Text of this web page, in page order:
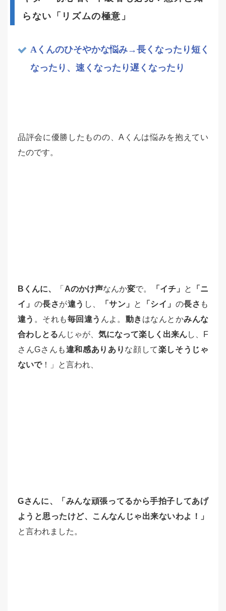
らない「リズムの極意」
Aくんのひそやかな悩み→長くなったり短く
なったり、速くなったり遅くなったり
品評会に優勝したものの、Aくんは悩みを抱えてい
たのです。
Bくんに、 「 Aのかけ声なんか変で。 「イチ」 と
「ニ
イ」 の長さが違う し、 「サン」 と 「シイ」 の長さ も
違う 。それも毎回違う んよ。 動き はなんとかみんな
合わしとるんじゃが、 気になって楽しく出来んし、F
さんGさんも違和感ありあり な顔して楽しそうじゃ
ないで！」と言われ、
Gさんに、「みんな頑張ってるから手拍子してあげ
ようと思ったけど、こんなんじゃ出来ないわよ！」
と言われました。